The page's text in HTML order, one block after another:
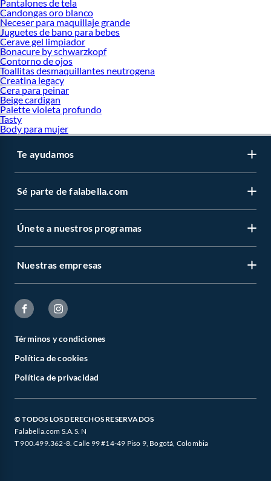
Pantalones de tela
Candongas oro blanco
Neceser para maquillaje grande
Juguetes de bano para bebes
Cerave gel limpiador
Bonacure by schwarzkopf
Contorno de ojos
Toallitas desmaquillantes neutrogena
Creatina legacy
Cera para peinar
Beige cardigan
Palette violeta profundo
Tasty
Body para mujer
Te ayudamos
Sé parte de falabella.com
Únete a nuestros programas
Nuestras empresas
Términos y condiciones
Política de cookies
Política de privacidad
© TODOS LOS DERECHOS RESERVADOS
Falabella.com S.A.S. N
T 900.499.362-8. Calle 99 #14-49 Piso 9, Bogotá, Colombia